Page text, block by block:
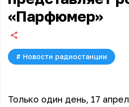
«Парфюмер»
# Новости радиостанции
Только один день, 17